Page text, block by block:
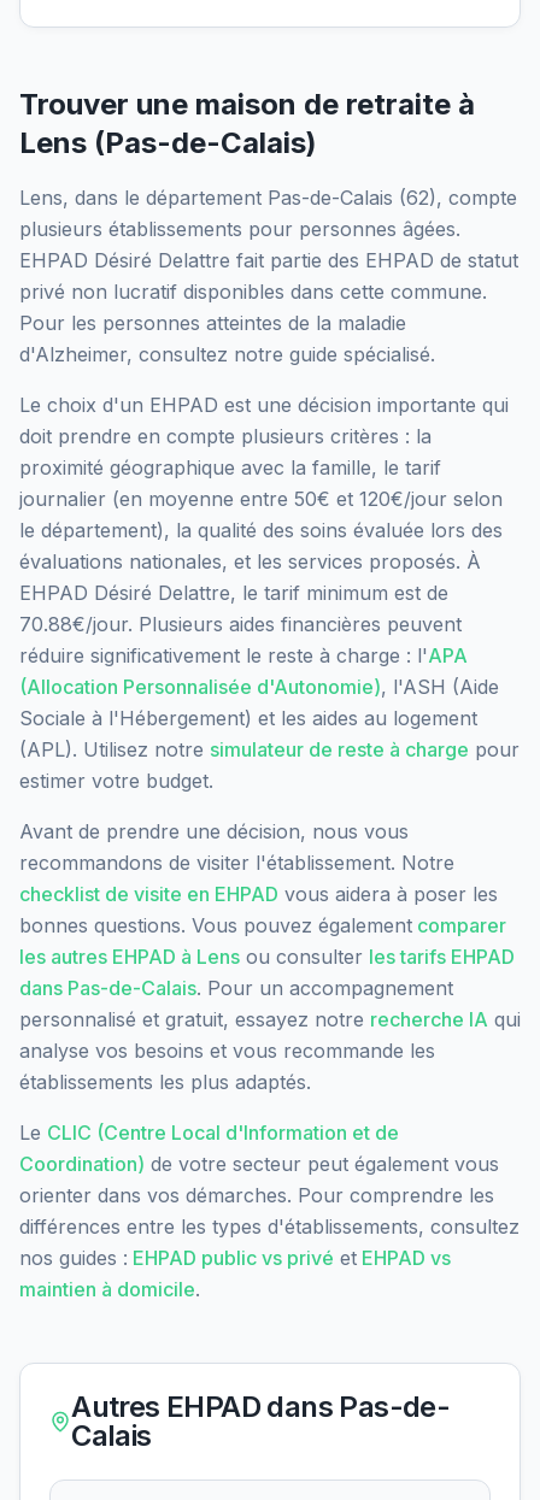
Trouver une maison de retraite à
Lens (Pas-de-Calais)
Lens, dans le département Pas-de-Calais (62), compte
plusieurs établissements pour personnes âgées.
EHPAD Désiré Delattre fait partie des EHPAD de statut
privé non lucratif disponibles dans cette commune.
Pour les personnes atteintes de la maladie
d'Alzheimer, consultez notre guide spécialisé.
Le choix d'un EHPAD est une décision importante qui
doit prendre en compte plusieurs critères : la
proximité géographique avec la famille, le tarif
journalier (en moyenne entre 50€ et 120€/jour selon
le département), la qualité des soins évaluée lors des
évaluations nationales, et les services proposés. À
EHPAD Désiré Delattre, le tarif minimum est de
70.88€/jour. Plusieurs aides financières peuvent
réduire significativement le reste à charge : l'APA
(Allocation Personnalisée d'Autonomie), l'ASH (Aide
Sociale à l'Hébergement) et les aides au logement
(APL). Utilisez notre simulateur de reste à charge pour
estimer votre budget.
Avant de prendre une décision, nous vous
recommandons de visiter l'établissement. Notre
checklist de visite en EHPAD vous aidera à poser les
bonnes questions. Vous pouvez également comparer
les autres EHPAD à Lens ou consulter les tarifs EHPAD
dans Pas-de-Calais. Pour un accompagnement
personnalisé et gratuit, essayez notre recherche IA qui
analyse vos besoins et vous recommande les
établissements les plus adaptés.
Le CLIC (Centre Local d'Information et de
Coordination) de votre secteur peut également vous
orienter dans vos démarches. Pour comprendre les
différences entre les types d'établissements, consultez
nos guides : EHPAD public vs privé et EHPAD vs
maintien à domicile.
Autres EHPAD dans Pas-de-
Calais